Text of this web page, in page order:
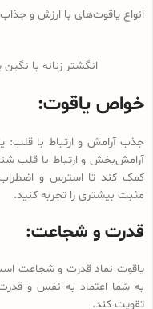
انواع یاقوت‌های با ارزش و
انگشتر زنانه با
خواص یاقوت:
جذب آرامش و ارتباط با
آرامش‌بخش و ارتباط با قلب
کمک کند تا استرس و
مثبت بیشتری را تجربه کنید.
قدرت و شجاعت:
یاقوت نماد قدرت و شجاعت
به شما اعتماد به نفس و
تقویت کند.